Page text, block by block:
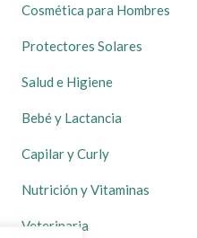
Cosmética para Hombres
Protectores Solares
Salud e Higiene
Bebé y Lactancia
Capilar y Curly
Nutrición y Vitaminas
Veterinaria